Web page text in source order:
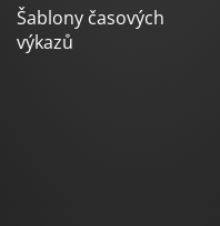
Šablony časových
výkazů